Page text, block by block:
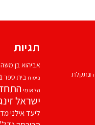
ונתקלת
תגיות
אביהוא בן משה
ביטוח בית ספר
הלאומי
ישראל
ליעד אילני